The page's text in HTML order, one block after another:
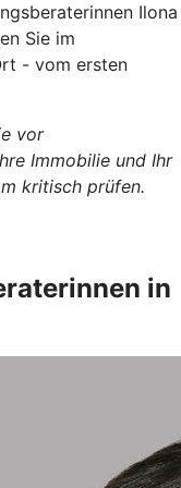
Ilona
Sie im
- vom ersten
vor
Immobilie und Ihr
kritisch prüfen.
in